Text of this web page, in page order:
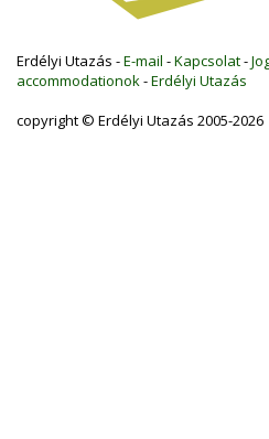
Erdélyi Utazás -E-mail -Kapcsolat-
accommodationok -Erdélyi Utazás
copyright © Erdélyi Utazás 2005-